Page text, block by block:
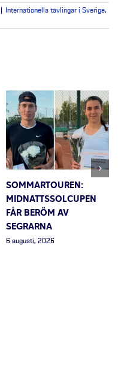
Internationella tävlingar i Sverige,
SOMMARTOUREN:
MIDNATTSSOLCUPEN
FÅR BERÖM AV
SEGRARNA
6 augusti, 2026